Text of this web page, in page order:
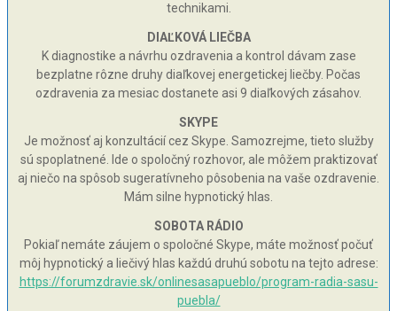
technikami.
DIAĽKOVÁ LIEČBA
K diagnostike a návrhu ozdravenia a kontrol dávam zase
bezplatne rôzne druhy diaľkovej energetickej liečby. Počas
ozdravenia za mesiac dostanete asi 9 diaľkových zásahov.
SKYPE
Je možnosť aj konzultácií cez Skype. Samozrejme, tieto služby
sú spoplatnené. Ide o spoločný rozhovor, ale môžem praktizovať
aj niečo na spôsob sugeratívneho pôsobenia na vaše ozdravenie.
Mám silne hypnotický hlas.
SOBOTA RÁDIO
Pokiaľ nemáte záujem o spoločné Skype, máte možnosť počuť
môj hypnotický a liečivý hlas každú druhú sobotu na tejto adrese:
https://forumzdravie.sk/onlinesasapueblo/program-radia-sasu-
puebla/